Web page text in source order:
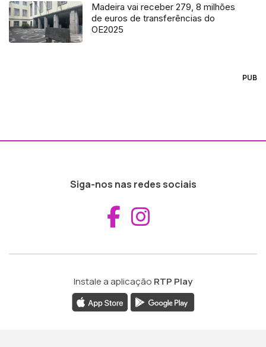
Madeira vai receber 279, 8 milhões
de euros de transferências do
OE2025
PUB
Siga-nos nas redes sociais
Aceder ao
Instale a aplicação RTP Play